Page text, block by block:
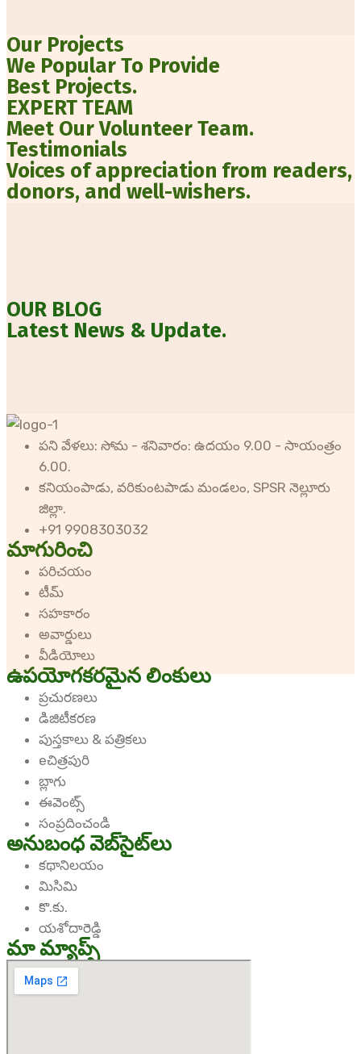
Our Projects
We Popular To Provide
Best Projects.
EXPERT TEAM
Meet Our Volunteer Team.
Testimonials
Voices of appreciation from readers,
donors, and well-wishers.
OUR BLOG
Latest News & Update.
పని వేళలు: సోమ - శనివారం: ఉదయం 9.00 - సాయంత్రం
6.00.
కనియంపాడు, వరికుంటపాడు మండలం, SPSR నెల్లూరు
జిల్లా.
+91 9908303032
మాగురించి
పరిచయం
టీమ్
సహకారం
అవార్డులు
వీడియోలు
ఉపయోగకరమైన లింకులు
ప్రచురణలు
డిజిటీకరణ
పుస్తకాలు & పత్రికలు
eచిత్రపురి
బ్లాగు
ఈవెంట్స్
సంప్రదించండి
అనుబంధ వెబ్‌సైట్‌లు
కథానిలయం
మిసిమి
కొ.కు.
యశోదారెడ్డి
మా మ్యాప్స్